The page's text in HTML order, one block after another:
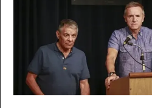
Reconoció
Delitos
Lesa
Humanidad
Los
Fusilamientos
De
José
León